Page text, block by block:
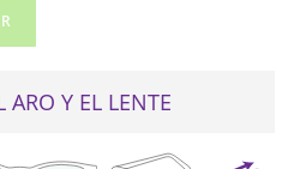
ARO Y EL LENTE